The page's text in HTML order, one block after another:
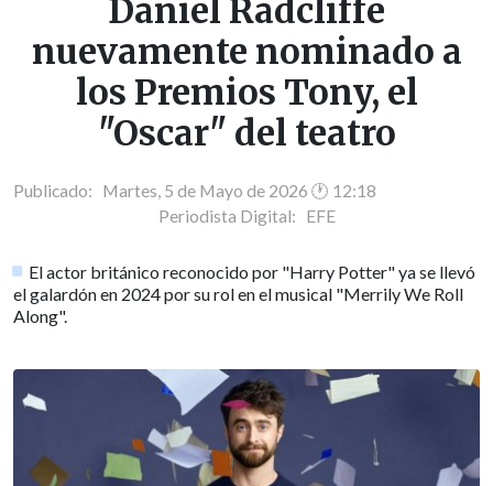
Daniel Radcliffe
nuevamente nominado a
los Premios Tony, el
"Oscar" del teatro
Publicado: Martes, 5 de Mayo de 2026 🕐 12:18
Periodista Digital: EFE
El actor británico reconocido por "Harry Potter" ya se llevó
el galardón en 2024 por su rol en el musical "Merrily We Roll
Along".